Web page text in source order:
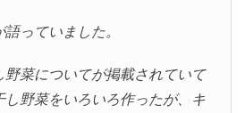
っていました。
菜についてが掲載されていて
し野菜をいろいろ作ったが、キ